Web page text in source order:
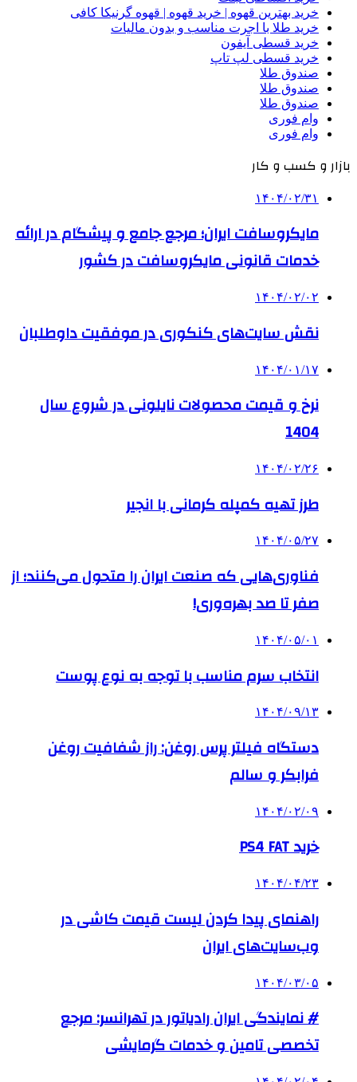
خرید بهترین قهوه | خرید قهوه | قهوه گرنیکا کافی
خرید طلا با اجرت مناسب و بدون مالیات
خرید قسطی آیفون
خرید قسطی لپ تاپ
صندوق طلا
صندوق طلا
صندوق طلا
وام فوری
وام فوری
بازار و کسب و کار
۱۴۰۴/۰۲/۳۱
مایکروسافت ایران؛ مرجع جامع و پیشگام در ارائه
خدمات قانونی مایکروسافت در کشور
۱۴۰۴/۰۲/۰۲
نقش سایت‌های کنکوری در موفقیت داوطلبان
۱۴۰۴/۰۱/۱۷
نرخ و قیمت محصولات نایلونی در شروع سال
1404
۱۴۰۴/۰۲/۲۶
طرز تهیه کمپله کرمانی با انجیر
۱۴۰۴/۰۵/۲۷
فناوری‌هایی که صنعت ایران را متحول می‌کنند؛ از
صفر تا صد بهره‌وری!
۱۴۰۴/۰۵/۰۱
انتخاب سرم مناسب با توجه به نوع پوست
۱۴۰۴/۰۹/۱۳
دستگاه فیلتر پرس روغن: راز شفافیت روغن
فرابکر و سالم
۱۴۰۴/۰۲/۰۹
خرید PS4 FAT
۱۴۰۴/۰۴/۲۳
راهنمای پیدا کردن لیست قیمت کاشی در
وب‌سایت‌های ایران
۱۴۰۴/۰۳/۰۵
# نمایندگی ایران رادیاتور در تهرانسر: مرجع
تخصصی تامین و خدمات گرمایشی